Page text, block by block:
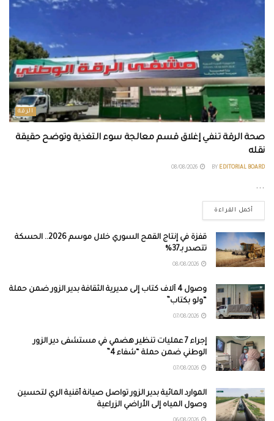
الرقة
صحة الرقة تنفي إغلاق قسم معالجة سوء التغذية وتوضح حقيقة
نقله
BY EDITORIAL BOARD
...
أكمل القراءة
قفزة في إنتاج القمح السوري خلال موسم 2026.. الحسكة
تتصدر بـ37%
وصول 4 آلاف كتاب إلى مديرية الثقافة بدير الزور ضمن حملة
“ولو بكتاب”
إجراء 7 عمليات تنظير هضمي في مستشفى دير الزور
الوطني ضمن حملة “شفاء 4”
الموارد المائية بدير الزور تواصل صيانة أقنية الري لتحسين
وصول المياه إلى الأراضي الزراعية